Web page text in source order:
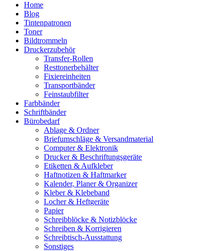
Home
Blog
Tintenpatronen
Toner
Bildtrommeln
Druckerzubehör
Transfer-Rollen
Resttonerbehälter
Fixiereinheiten
Transportbänder
Feinstaubfilter
Farbbänder
Schriftbänder
Bürobedarf
Ablage & Ordner
Briefumschläge & Versandmaterial
Computer & Elektronik
Drucker & Beschriftungsgeräte
Etiketten & Aufkleber
Haftnotizen & Haftmarker
Kalender, Planer & Organizer
Kleber & Klebeband
Locher & Heftgeräte
Papier
Schreibblöcke & Notizblöcke
Schreiben & Korrigieren
Schreibtisch-Ausstattung
Sonstiges